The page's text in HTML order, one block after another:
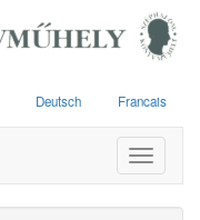
Deutsch Francais
Toggle